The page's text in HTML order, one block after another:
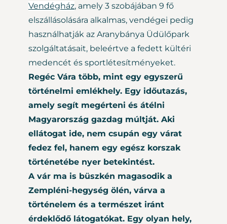
Vendégház, amely 3 szobájában 9 fő
elszállásolására alkalmas, vendégei pedig
használhatják az Aranybánya Üdülőpark
szolgáltatásait, beleértve a fedett kültéri
medencét és sportlétesítményeket.
Regéc Vára több, mint egy egyszerű
történelmi emlékhely. Egy időutazás,
amely segít megérteni és átélni
Magyarország gazdag múltját. Aki
ellátogat ide, nem csupán egy várat
fedez fel, hanem egy egész korszak
történetébe nyer betekintést.
A vár ma is büszkén magasodik a
Zempléni-hegység ölén, várva a
történelem és a természet iránt
érdeklődő látogatókat. Egy olyan hely,